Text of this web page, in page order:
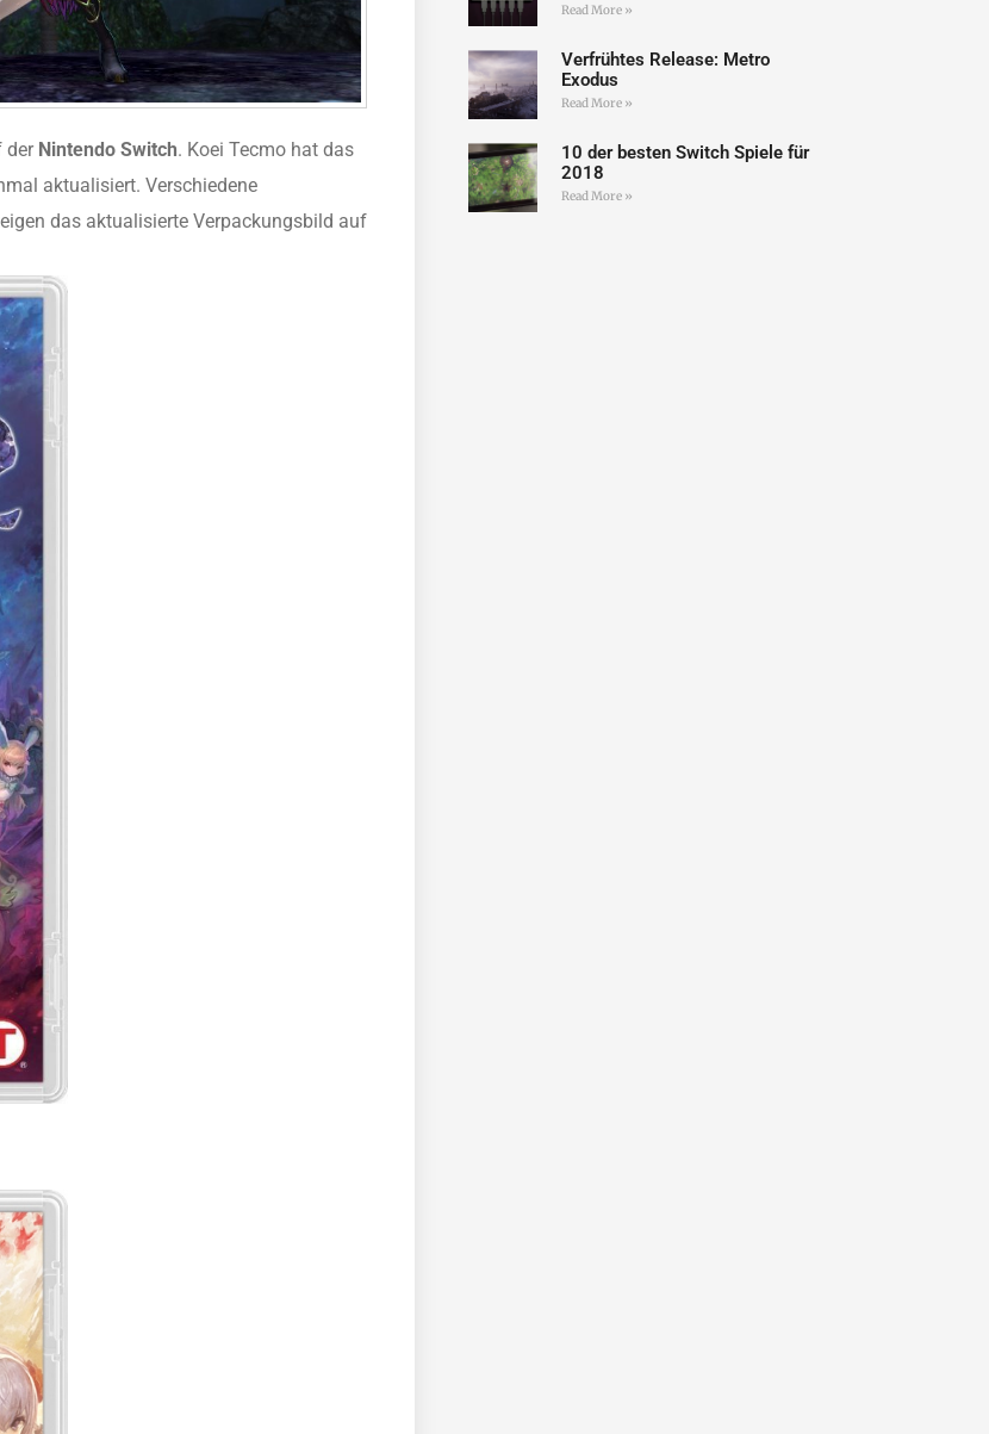
der Nintendo Switch. Koei Tecmo hat das
aktualisiert. Verschiedene
das aktualisierte Verpackungsbild auf
Read More »
Verfrühtes Release: Metro
Exodus
Read More »
10 der besten Switch Spiele für
2018
Read More »